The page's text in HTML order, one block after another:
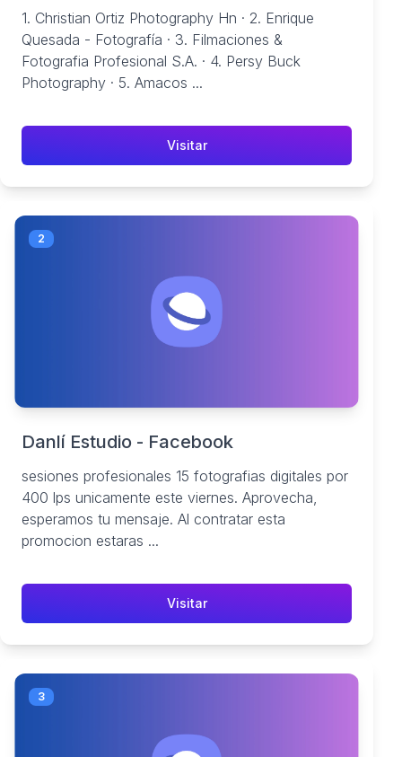
1. Christian Ortiz Photography Hn · 2. Enrique
Quesada - Fotografía · 3. Filmaciones &
Fotografia Profesional S.A. · 4. Persy Buck
Photography · 5. Amacos ...
Visitar
2
Danlí Estudio - Facebook
sesiones profesionales 15 fotografias digitales por
400 lps unicamente este viernes. Aprovecha,
esperamos tu mensaje. Al contratar esta
promocion estaras ...
Visitar
3